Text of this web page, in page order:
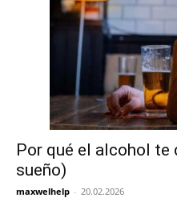
Por qué el alcohol te
sueño)
maxwelhelp - 20.02.2026